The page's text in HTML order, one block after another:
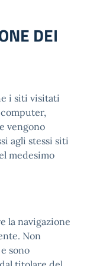
DEI
i siti visitati
vengono
agli stessi siti
medesimo
la navigazione
Non
sono